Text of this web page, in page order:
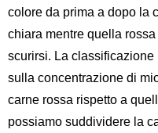
colore da prima a dopo la
chiara mentre quella rossa
scurirsi. La classificazione
sulla concentrazione di
carne rossa rispetto a
possiamo suddividere l a